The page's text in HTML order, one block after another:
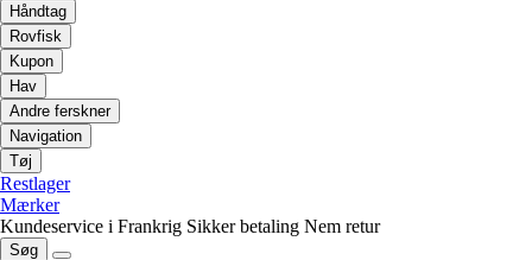
Håndtag
Rovfisk
Kupon
Hav
Andre ferskner
Navigation
Tøj
Restlager
Mærker
Kundeservice i Frankrig Sikker betaling Nem retur
Søg